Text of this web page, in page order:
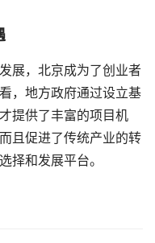
展，北京成为了创业者
，地方政府通过设立基
提供了丰富的项目机
且促进了传统产业的转
择和发展平台。